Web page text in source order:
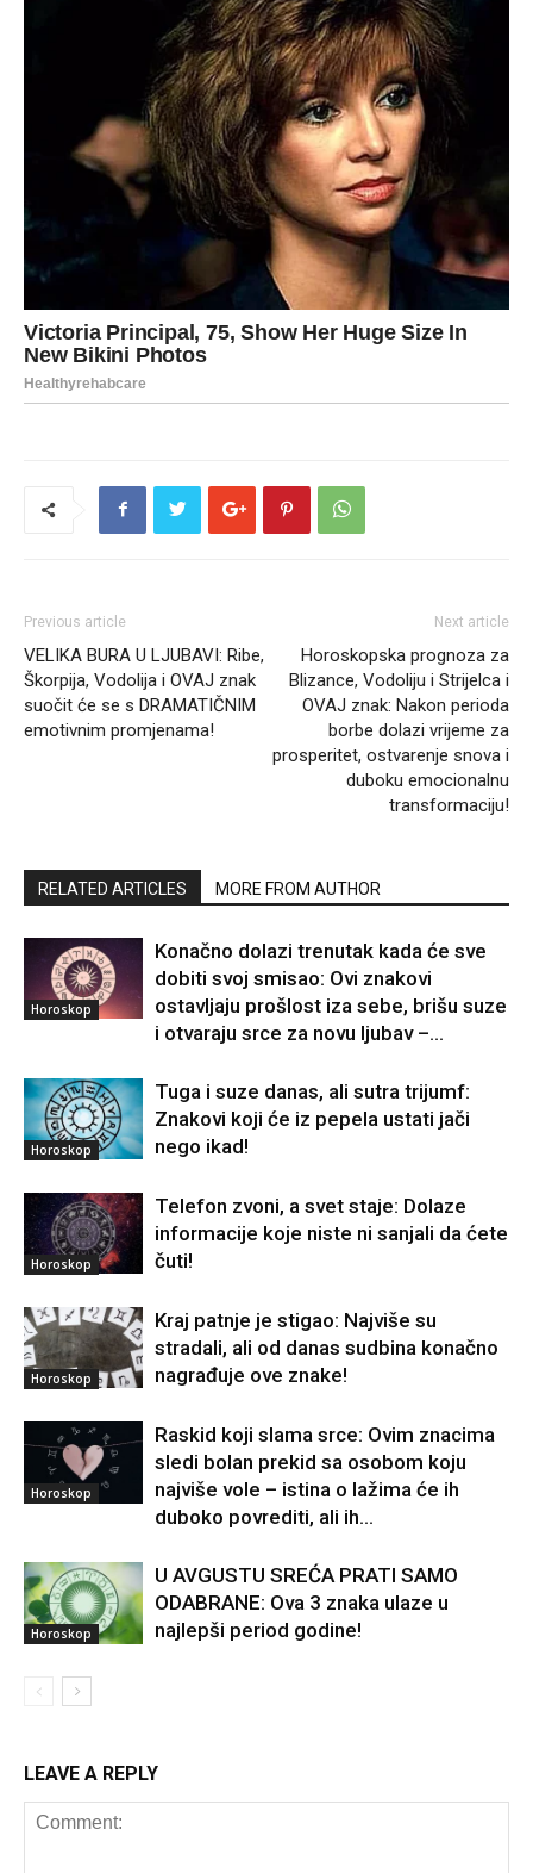
Previous article
VELIKA BURA U LJUBAVI: Ribe,
Škorpija, Vodolija i OVAJ znak
suočit će se s DRAMATIČNIM
emotivnim promjenama!
Next article
Horoskopska prognoza za
Blizance, Vodoliju i Strijelca i
OVAJ znak: Nakon perioda
borbe dolazi vrijeme za
prosperitet, ostvarenje snova i
duboku emocionalnu
transformaciju!
RELATED ARTICLES MORE FROM AUTHOR
Horoskop
Konačno dolazi trenutak kada će sve
dobiti svoj smisao: Ovi znakovi
ostavljaju prošlost iza sebe, brišu suze
i otvaraju srce za novu ljubav –...
Horoskop
Tuga i suze danas, ali sutra trijumf:
Znakovi koji će iz pepela ustati jači
nego ikad!
Horoskop
Telefon zvoni, a svet staje: Dolaze
informacije koje niste ni sanjali da ćete
čuti!
Horoskop
Kraj patnje je stigao: Najviše su
stradali, ali od danas sudbina konačno
nagrađuje ove znake!
Horoskop
Raskid koji slama srce: Ovim znacima
sledi bolan prekid sa osobom koju
najviše vole – istina o lažima će ih
duboko povrediti, ali ih...
Horoskop
U AVGUSTU SREĆA PRATI SAMO
ODABRANE: Ova 3 znaka ulaze u
najlepši period godine!
LEAVE A REPLY